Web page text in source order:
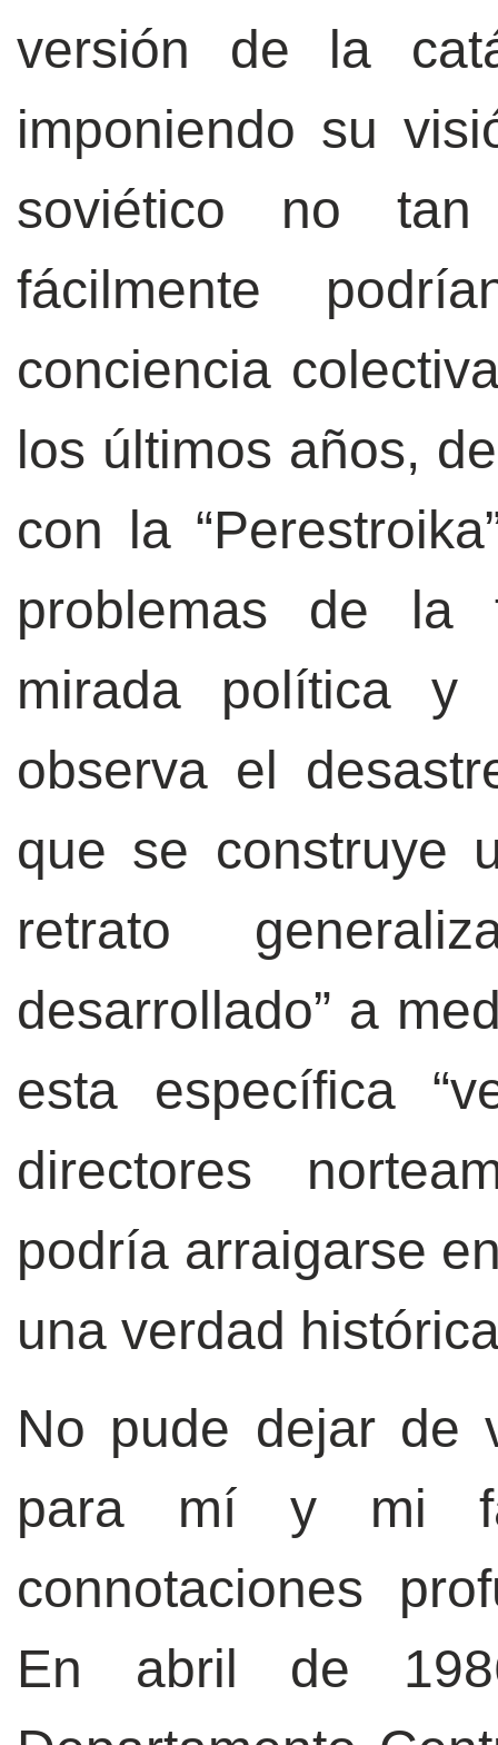
versión de la
imponiendo su
soviético no
fácilmente
conciencia
los últimos años,
con la
problemas de la
mirada política
observa el
que se construye
retrato
desarrollado” a
esta específica
directores
podría arraigarse
una verdad
No pude dejar de
para mí y mi
connotaciones
En abril de